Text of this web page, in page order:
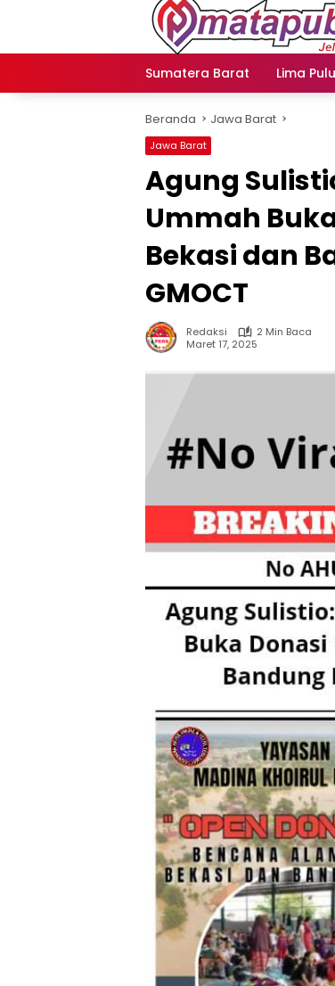
Sumatera Barat Lima
Beranda Jawa Barat
Jawa Barat
Agung
Ummah
Bekasi dan
GMOCT
Redaksi
2 Min Baca
Maret 17, 2025